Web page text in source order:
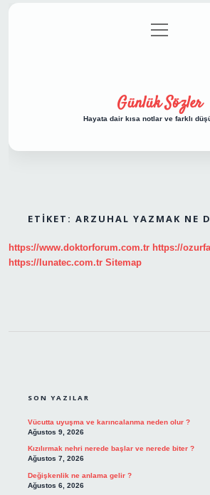
Gizlilik Politikası
menüyü
aç
Günlük Sözler
Hayata dair kısa notlar ve farklı
ETIKET: ARZUHAL YAZMAK NE
https://www.doktorforum.com.tr https://
https://lunatec.com.tr Sitemap
SON YAZILAR
Vücutta uyuşma ve karıncalanma neden olur ?
Ağustos 9, 2026
Kızılırmak nehri nerede başlar ve nerede biter ?
Ağustos 7, 2026
Değişkenlik ne anlama gelir ?
Ağustos 6, 2026